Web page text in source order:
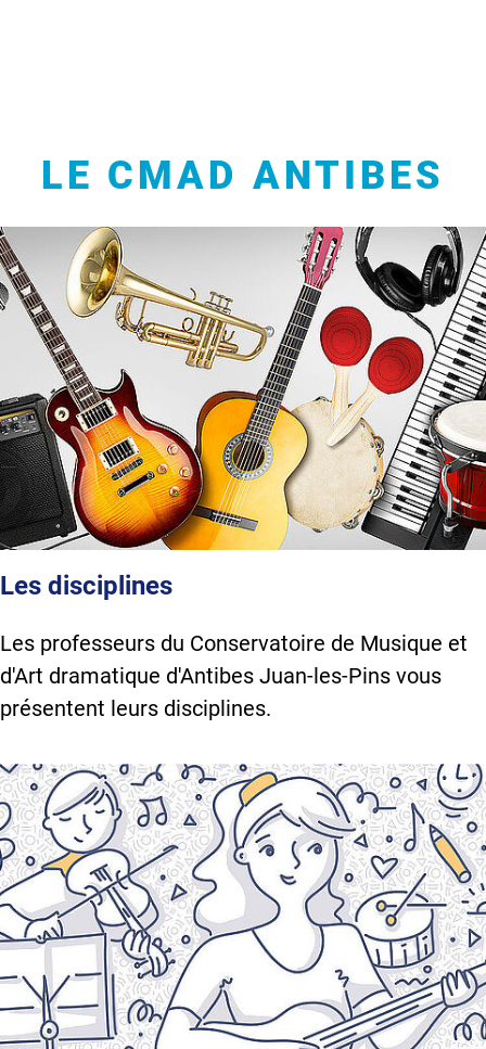
LE CMAD ANTIBES
Les disciplines
Les professeurs du Conservatoire de Musique et
d'Art dramatique d'Antibes Juan-les-Pins vous
présentent leurs disciplines.